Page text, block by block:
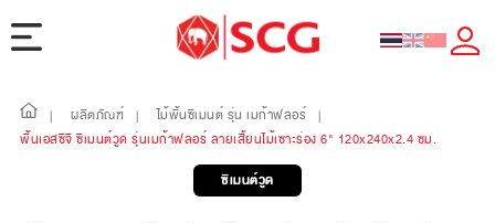
| ผลิตภัณฑ์ | ไม้พื้นซีเมนต์ รุ่น เมก้าฟลอร์
|
พื้นเอสซีจี ซีเมนต์วูด รุ่นเมก้าฟลอร์ ลายเสี้ยนไม้เซาะร่อง 6" 120x240x2.4 ซม.
ซีเมนต์วูด